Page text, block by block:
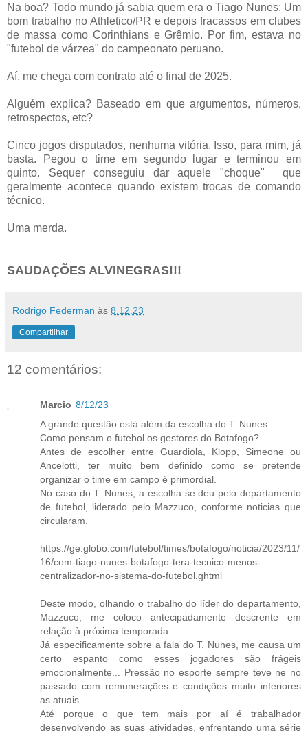
Na boa? Todo mundo já sabia quem era o Tiago Nunes: Um
bom trabalho no Athletico/PR e depois fracassos em clubes
de massa como Corinthians e Grêmio. Por fim, estava no
"futebol de várzea" do campeonato peruano.
Aí, me chega com contrato até o final de 2025.
Alguém explica? Baseado em que argumentos, números,
retrospectos, etc?
Cinco jogos disputados, nenhuma vitória. Isso, para mim, já
basta. Pegou o time em segundo lugar e terminou em
quinto. Sequer conseguiu dar aquele "choque" que
geralmente acontece quando existem trocas de comando
técnico.
Uma merda.
SAUDAÇÕES ALVINEGRAS!!!
Rodrigo Federman às 8.12.23
Compartilhar
12 comentários:
Marcio 8/12/23
A grande questão está além da escolha do T. Nunes.
Como pensam o futebol os gestores do Botafogo?
Antes de escolher entre Guardiola, Klopp, Simeone ou
Ancelotti, ter muito bem definido como se pretende
organizar o time em campo é primordial.
No caso do T. Nunes, a escolha se deu pelo departamento
de futebol, liderado pelo Mazzuco, conforme noticias que
circularam.
https://ge.globo.com/futebol/times/botafogo/noticia/2023/11/
16/com-tiago-nunes-botafogo-tera-tecnico-menos-
centralizador-no-sistema-do-futebol.ghtml
Deste modo, olhando o trabalho do líder do departamento,
Mazzuco, me coloco antecipadamente descrente em
relação à próxima temporada.
Já especificamente sobre a fala do T. Nunes, me causa um
certo espanto como esses jogadores são frágeis
emocionalmente... Pressão no esporte sempre teve ne no
passado com remunerações e condições muito inferiores
as atuais.
Até porque o que tem mais por aí é trabalhador
desenvolvendo as suas atividades, enfrentando uma série